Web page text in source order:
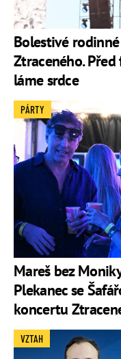
Bolestivé
Ztraceného.
láme srdce
Mareš bez
Plekanec se
koncertu
PÁRTY
VZTAH